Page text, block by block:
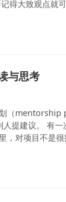
得大致观点就
与思考
（
提建议。 有一
，对项目不是